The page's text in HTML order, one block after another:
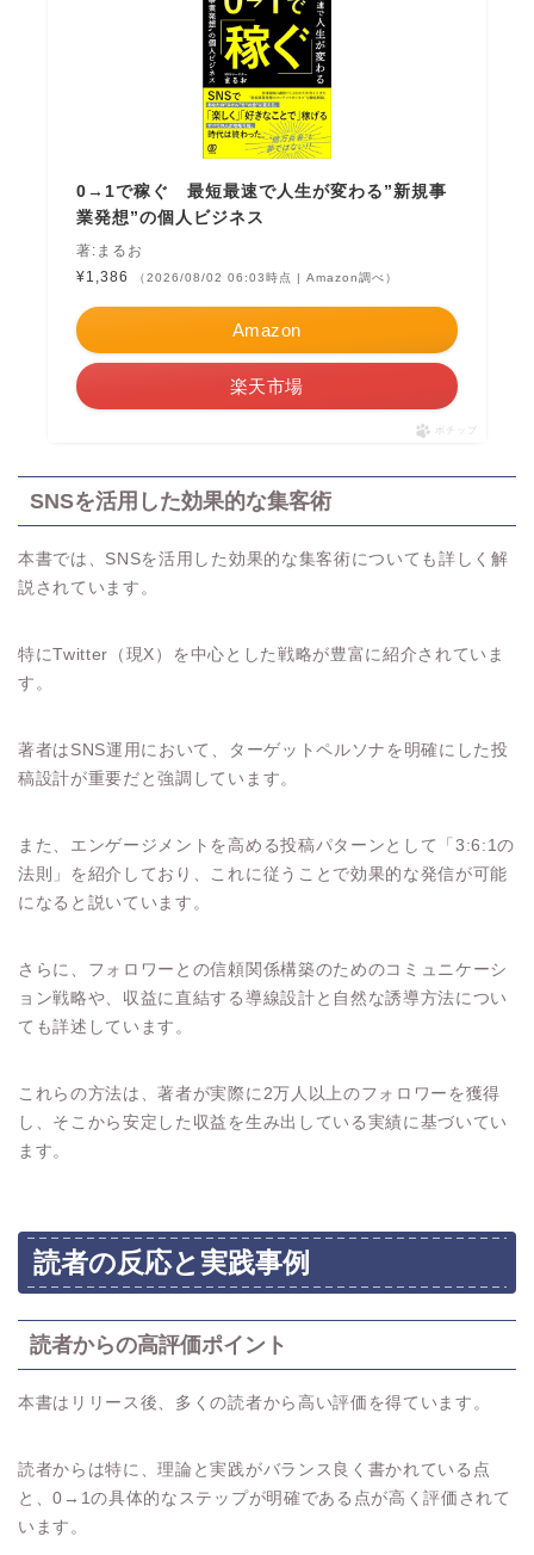
0→1で稼ぐ 最短最速で人生が変わる”新規事
業発想”の個人ビジネス
著:まるお
¥1,386
（2026/08/02 06:03時点 | Amazon調べ）
Amazon
楽天市場
ポチップ
SNSを活用した効果的な集客術
本書では、SNSを活用した効果的な集客術についても詳しく解
説されています。
特にTwitter（現X）を中心とした戦略が豊富に紹介されていま
す。
著者はSNS運用において、ターゲットペルソナを明確にした投
稿設計が重要だと強調しています。
また、エンゲージメントを高める投稿パターンとして「3:6:1の
法則」を紹介しており、これに従うことで効果的な発信が可能
になると説いています。
さらに、フォロワーとの信頼関係構築のためのコミュニケーシ
ョン戦略や、収益に直結する導線設計と自然な誘導方法につい
ても詳述しています。
これらの方法は、著者が実際に2万人以上のフォロワーを獲得
し、そこから安定した収益を生み出している実績に基づいてい
ます。
読者の反応と実践事例
読者からの高評価ポイント
本書はリリース後、多くの読者から高い評価を得ています。
読者からは特に、理論と実践がバランス良く書かれている点
と、0→1の具体的なステップが明確である点が高く評価されて
います。